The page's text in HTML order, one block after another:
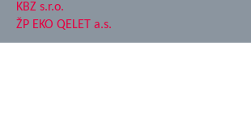
KBZ s.r.o.
ŽP EKO QELET a.s.